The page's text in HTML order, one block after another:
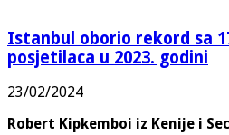
Istanbul oborio rekord sa
posjetilaca u 2023. godini
23/02/2024
Robert Kipkemboi iz Kenije i